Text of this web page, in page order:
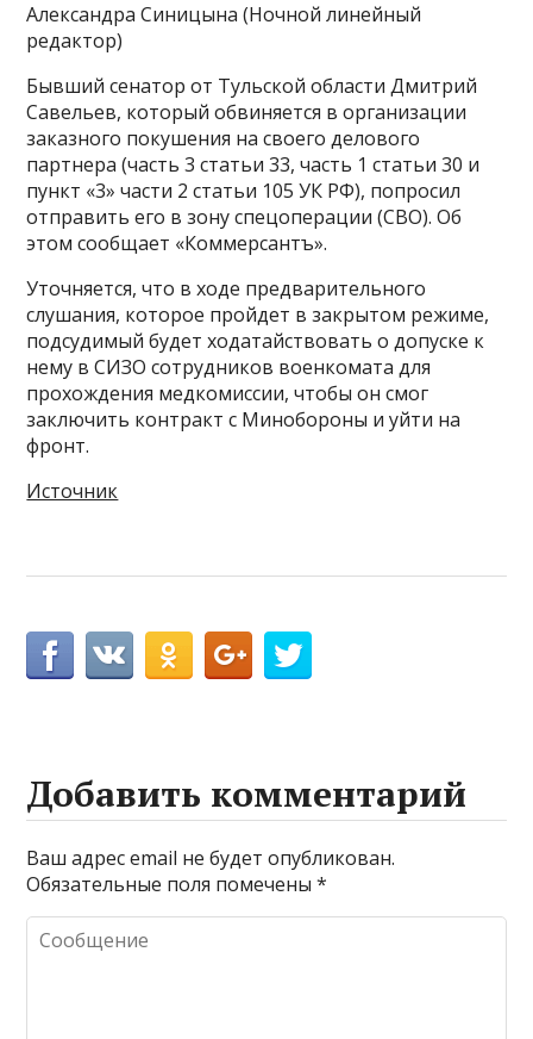
Александра Синицына (Ночной линейный
редактор)
Бывший сенатор от Тульской области Дмитрий
Савельев, который обвиняется в организации
заказного покушения на своего делового
партнера (часть 3 статьи 33, часть 1 статьи 30 и
пункт «3» части 2 статьи 105 УК РФ), попросил
отправить его в зону спецоперации (СВО). Об
этом сообщает «Коммерсантъ».
Уточняется, что в ходе предварительного
слушания, которое пройдет в закрытом режиме,
подсудимый будет ходатайствовать о допуске к
нему в СИЗО сотрудников военкомата для
прохождения медкомиссии, чтобы он смог
заключить контракт с Минобороны и уйти на
фронт.
Источник
Добавить комментарий
Ваш адрес email не будет опубликован.
Обязательные поля помечены*